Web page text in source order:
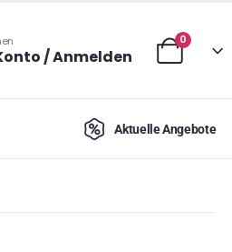
/ Anmelden
0
Aktuelle Angebote